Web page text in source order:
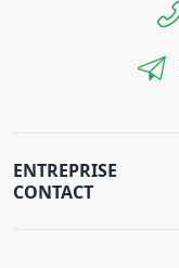
ENTREPRISE
CONTACT